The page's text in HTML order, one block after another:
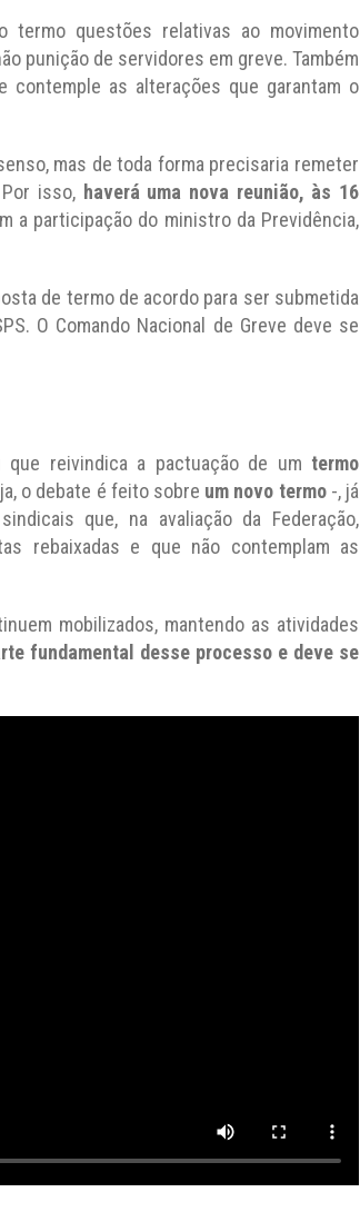
termo questões relativas ao movimento
punição de servidores em greve. Também
contemple as alterações que garantam o
mas de toda forma precisaria remeter
isso, haverá uma nova reunião, às 16
a participação do ministro da Previdência,
de termo de acordo para ser submetida
O Comando Nacional de Greve deve se
que reivindica a pactuação de um termo
o debate é feito sobre um novo termo-, já
que, na avaliação da Federação,
rebaixadas e que não contemplam as
mobilizados, mantendo as atividades
fundamental desse processo e deve se